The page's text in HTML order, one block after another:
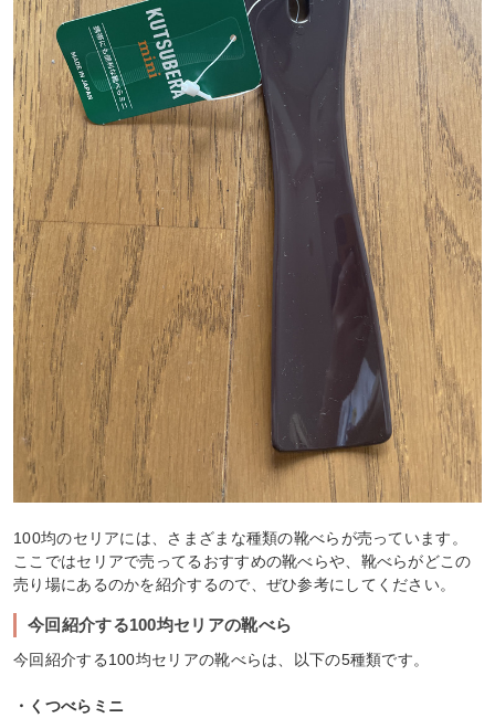
100均のセリアには、さまざまな種類の靴べらが売っています。
ここではセリアで売ってるおすすめの靴べらや、靴べらがどこの
売り場にあるのかを紹介するので、ぜひ参考にしてください。
今回紹介する100均セリアの靴べら
今回紹介する100均セリアの靴べらは、以下の5種類です。
・くつべらミニ